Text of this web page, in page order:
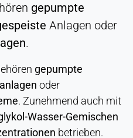
gepumpte
Anlagen oder
.
gepumpte
oder
. Zunehmend auch mit
Wasser-Gemischen
betrieben.